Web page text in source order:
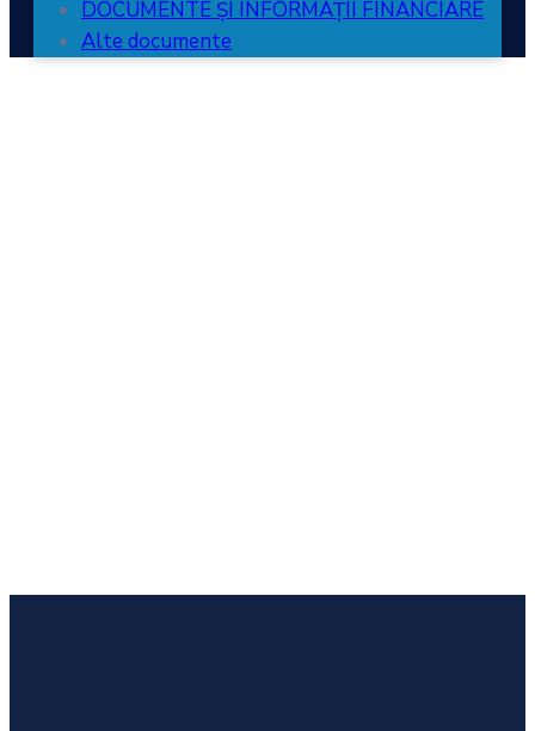
DOCUMENTE ȘI INFORMAȚII FINANCIARE
Alte documente